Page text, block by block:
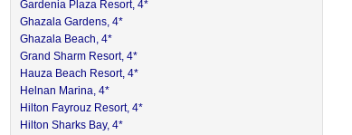
Gardenia Plaza Resort, 4*
Ghazala Gardens, 4*
Ghazala Beach, 4*
Grand Sharm Resort, 4*
Hauza Beach Resort, 4*
Helnan Marina, 4*
Hilton Fayrouz Resort, 4*
Hilton Sharks Bay, 4*